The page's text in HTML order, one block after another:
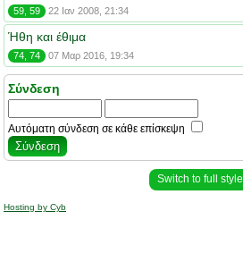
59, 59 22 Ιαν 2008, 21:34
Ήθη και έθιμα
74, 74 07 Μαρ 2016, 19:34
Σύνδεση
Αυτόματη σύνδεση σε κάθε επίσκεψη
Switch to full style
Hosting by Cyb